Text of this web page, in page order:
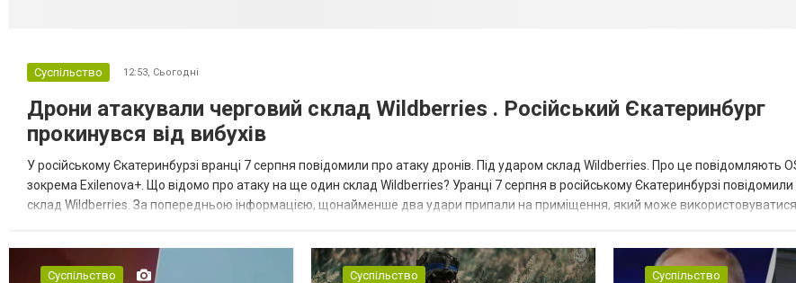
Суспільство 12:53, Сьогодні
Дрони атакували черговий склад Wildberries . Російський Єкатеринбург
прокинувся від вибухів
У російському Єкатеринбурзі вранці 7 серпня повідомили про атаку дронів. Під ударом склад Wildberries. Про це повідомляють
зокрема Exilenova+. Що відомо про атаку на ще один склад Wildberries? Уранці 7 серпня в російському Єкатеринбурзі повідомили
склад Wildberries. За попередньою інформацією, щонайменше два удари припали на приміщення, який може
Суспільство Суспільство Суспільство